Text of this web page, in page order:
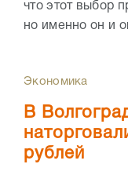
что этот выбор
но именно он и
Экономика
В
рублей